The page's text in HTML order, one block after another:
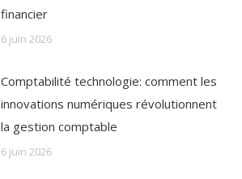
financier
6 juin 2026
Comptabilité technologie: comment les
innovations numériques révolutionnent
la gestion comptable
6 juin 2026